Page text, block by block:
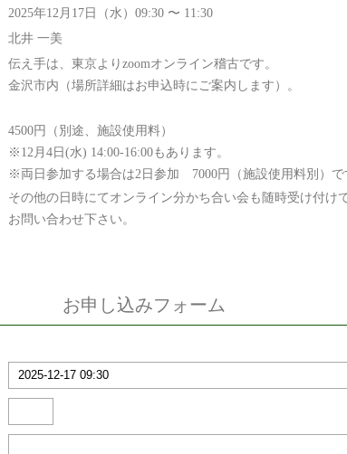
2025年12月17日（水）09:30 〜 11:30
北井 一美
伝え手は、東京よりzoomオンライン稽古です。
金沢市内（場所詳細はお申込時にご案内します）。
4500円（別途、施設使用料）
※12月4日(水) 14:00-16:00もあります。
※両日参加する場合は2日参加 7000円（施設使用料別）で
その他の日時にてオンライン分かち合い会も随時受け付け
お問い合わせ下さい。
お申し込みフォーム